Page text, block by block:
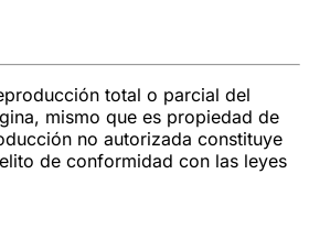
total o parcial del
mismo que es propiedad de
no autorizada constituye
de conformidad con las leyes